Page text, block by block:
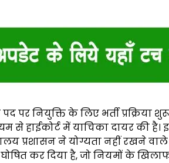
पर नियुक्ति के लिए भर्ती प्रक्रिया
हाईकोर्ट में याचिका दायर की है।
प्रशासन ने योग्यता नहीं रखने
घोषित कर दिया है, जो नियमों के